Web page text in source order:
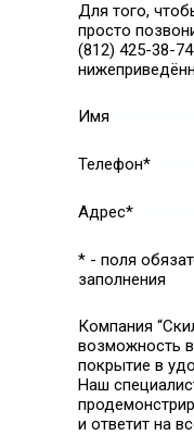
Для того,
просто
(812) 425-38-
Имя
Телефон*
Адрес*
* - поля
заполнения
Компания
возможность
покрытие в
Наш
и ответит на